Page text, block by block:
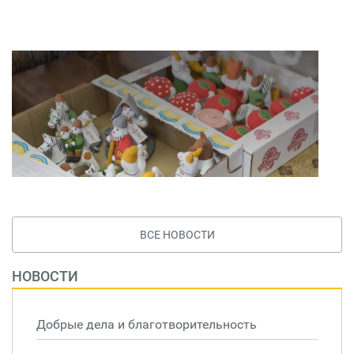
ВСЕ НОВОСТИ
НОВОСТИ
Добрые дела и благотворительность